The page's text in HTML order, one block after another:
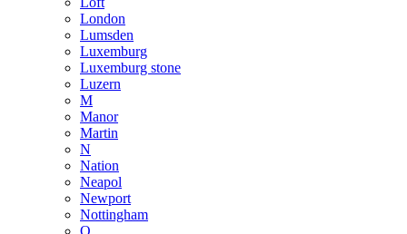
London
Lumsden
Luxemburg
Luxemburg stone
Luzern
M
Manor
Martin
N
Nation
Neapol
Newport
Nottingham